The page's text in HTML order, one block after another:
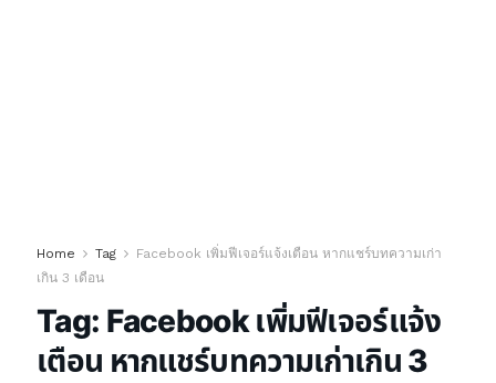
Home Tag
Facebook เพิ่มฟีเจอร์แจ้งเตือน หากแชร์บทความเก่า
เกิน 3 เดือน
Tag: Facebook เพิ่มฟีเจอร์แจ้ง
เตือน หากแชร์บทความเก่าเกิน 3